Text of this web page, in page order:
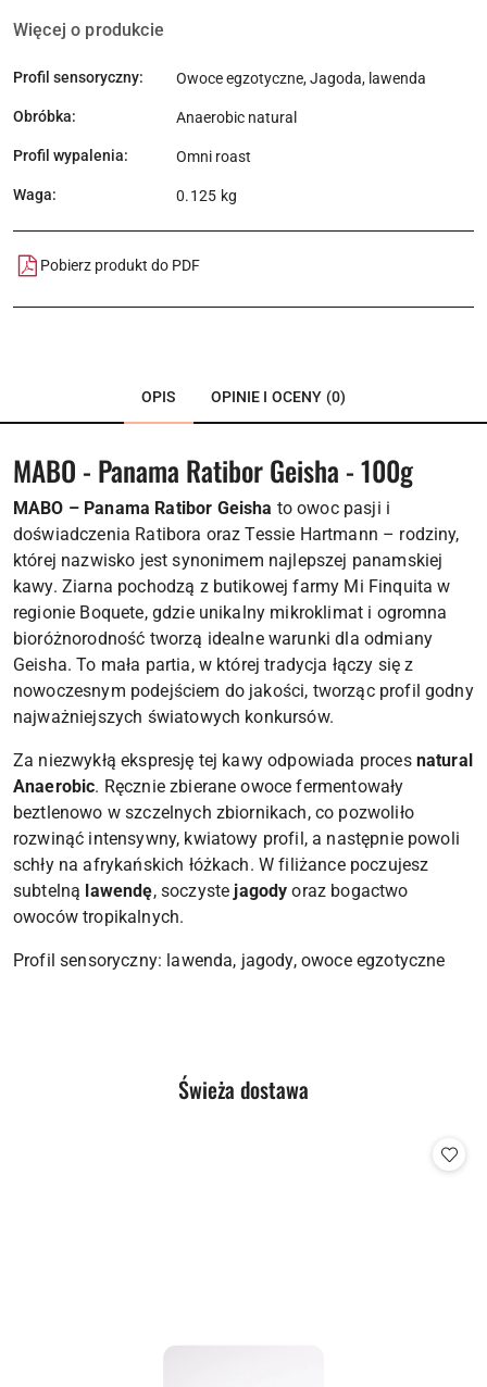
Więcej o produkcie
Profil sensoryczny: Owoce egzotyczne, Jagoda, lawenda
Obróbka: Anaerobic natural
Profil wypalenia: Omni roast
Waga: 0.125 kg
Pobierz produkt do PDF
OPIS OPINIE I OCENY (0)
MABO - Panama Ratibor Geisha - 100g
MABO – Panama Ratibor Geisha to owoc pasji i
doświadczenia Ratibora oraz Tessie Hartmann – rodziny,
której nazwisko jest synonimem najlepszej panamskiej
kawy. Ziarna pochodzą z butikowej farmy Mi Finquita w
regionie Boquete, gdzie unikalny mikroklimat i ogromna
bioróżnorodność tworzą idealne warunki dla odmiany
Geisha. To mała partia, w której tradycja łączy się z
nowoczesnym podejściem do jakości, tworząc profil godny
najważniejszych światowych konkursów.
Za niezwykłą ekspresję tej kawy odpowiada proces natural
Anaerobic. Ręcznie zbierane owoce fermentowały
beztlenowo w szczelnych zbiornikach, co pozwoliło
rozwinąć intensywny, kwiatowy profil, a następnie powoli
schły na afrykańskich łóżkach. W filiżance poczujesz
subtelną lawendę, soczyste jagody oraz bogactwo
owoców tropikalnych.
Profil sensoryczny: lawenda, jagody, owoce egzotyczne
Pomiń karuzelę produktów
Produkty
Świeża dostawa